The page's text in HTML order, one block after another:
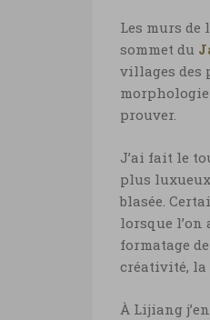
Les murs de
sommet du
villages des
prouver.
J’ai fait le
plus
blasée.
lorsque
formatage
créativité,
À Lijiang